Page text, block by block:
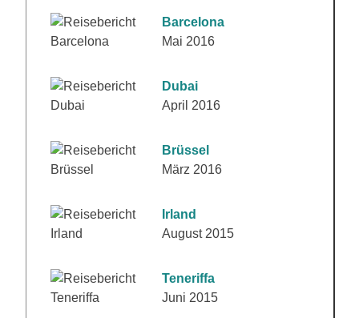
Barcelona
Mai 2016
Dubai
April 2016
Brüssel
März 2016
Irland
August 2015
Teneriffa
Juni 2015